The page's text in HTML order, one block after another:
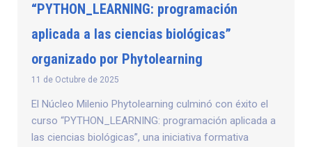
“PYTHON_LEARNING: programación
aplicada a las ciencias biológicas”
organizado por Phytolearning
11 de Octubre de 2025
El Núcleo Milenio Phytolearning culminó con éxito el
curso “PYTHON_LEARNING: programación aplicada a
las ciencias biológicas”, una iniciativa formativa